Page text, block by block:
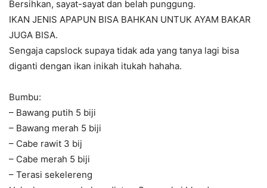
Bersihkan, sayat-sayat dan belah punggung.
IKAN JENIS APAPUN BISA BAHKAN UNTUK AYAM BAKAR
JUGA BISA.
Sengaja capslock supaya tidak ada yang tanya lagi bisa
diganti dengan ikan inikah itukah hahaha.
Bumbu:
– Bawang putih 5 biji
– Bawang merah 5 biji
– Cabe rawit 3 bij
– Cabe merah 5 biji
– Terasi sekelereng